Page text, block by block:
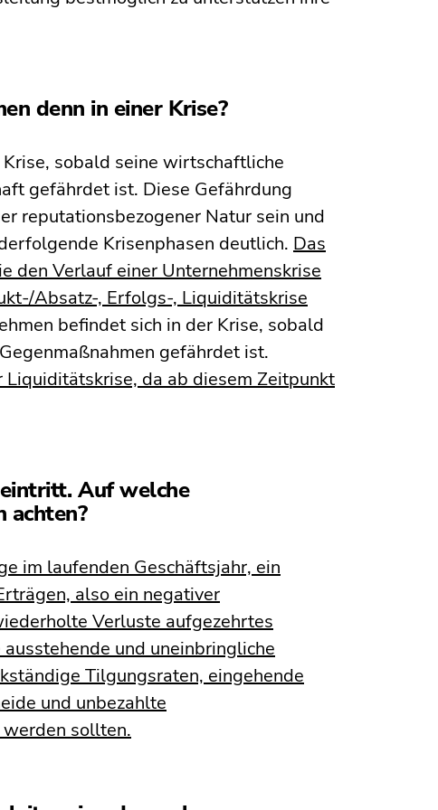
denn in einer Krise?
sobald seine wirtschaftliche
gefährdet ist. Diese Gefährdung
reputationsbezogener Natur sein und
Krisenphasen deutlich. Das
den Verlauf einer Unternehmenskrise
Absatz-, Erfolgs-, Liquiditätskrise
befindet sich in der Krise, sobald
gefährdet ist.
da ab diesem Zeitpunkt
Auf welche
achten?
im laufenden Geschäftsjahr, ein
also ein negativer
Verluste aufgezehrtes
und uneinbringliche
Tilgungsraten, eingehende
und unbezahlte
sollten.